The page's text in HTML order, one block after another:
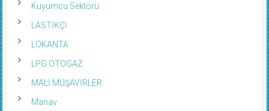
Kuyumcu Sektörü
LASTİKÇİ
LOKANTA
LPG OTOGAZ
MALİ MÜŞAVİRLER
Manav